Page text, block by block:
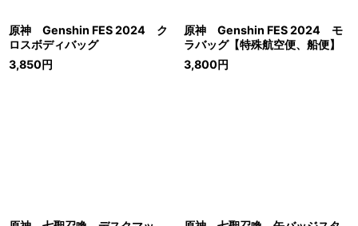
原神 Genshin FES 2024 ク
ロスボディバッグ
3,850円
原神 Genshin FES 2024 モ
ラバッグ【特殊航空便、船便】
3,800円